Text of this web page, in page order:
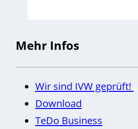
Mehr Infos
Wir sind IVW geprüft!
Download
TeDo Business